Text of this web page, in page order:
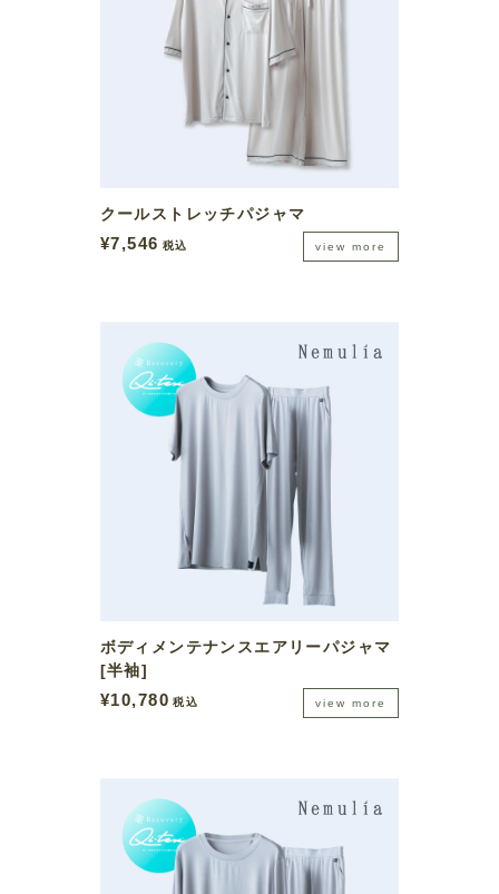
クールストレッチパジャマ
¥7,546 税込 view more
ボディメンテナンスエアリーパジャマ
[半袖]
¥10,780 税込 view more